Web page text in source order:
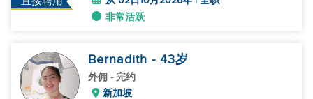
非常活跃
Bernadith - 43岁
外佣 - 完约
新加坡